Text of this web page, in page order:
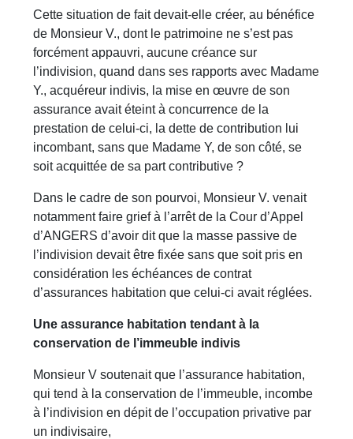
Cette situation de fait devait-elle créer, au bénéfice
de Monsieur V., dont le patrimoine ne s’est pas
forcément appauvri, aucune créance sur
l’indivision, quand dans ses rapports avec Madame
Y., acquéreur indivis, la mise en œuvre de son
assurance avait éteint à concurrence de la
prestation de celui-ci, la dette de contribution lui
incombant, sans que Madame Y, de son côté, se
soit acquittée de sa part contributive ?
Dans le cadre de son pourvoi, Monsieur V. venait
notamment faire grief à l’arrêt de la Cour d’Appel
d’ANGERS d’avoir dit que la masse passive de
l’indivision devait être fixée sans que soit pris en
considération les échéances de contrat
d’assurances habitation que celui-ci avait réglées.
Une assurance habitation tendant à la
conservation de l’immeuble indivis
Monsieur V soutenait que l’assurance habitation,
qui tend à la conservation de l’immeuble, incombe
à l’indivision en dépit de l’occupation privative par
un indivisaire,